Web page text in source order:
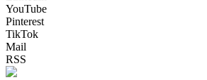
YouTube
Pinterest
TikTok
Mail
RSS